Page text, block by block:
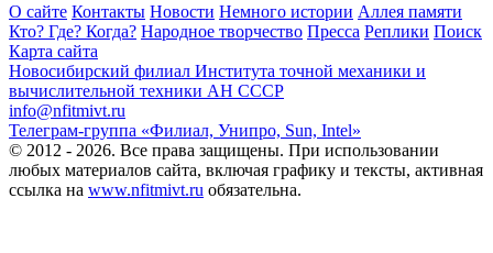
О сайте Контакты Новости Немного истории Аллея памяти
Кто? Где? Когда? Народное творчество Пресса Реплики Поиск
Карта сайта
Новосибирский филиал Института точной механики и
вычислительной техники АН СССР
info@nfitmivt.ru
Телеграм-группа «Филиал, Унипро, Sun, Intel»
© 2012 - 2026. Все права защищены. При использовании
любых материалов сайта, включая графику и тексты, активная
ссылка на www.nfitmivt.ru обязательна.